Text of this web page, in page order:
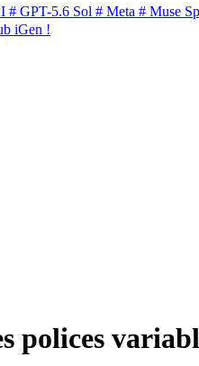
# GPT-5.6 Sol # Meta # Muse
iGen !
polices